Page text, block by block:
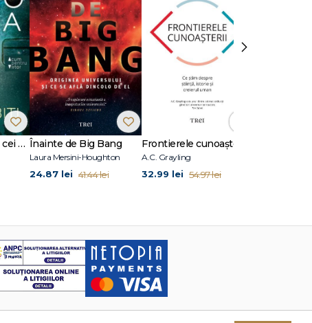
Astrofizica pentru cei grăbiți Înainte de Big Bang
Laura Mersini-Houghton
24.87 lei 41.44 lei
Frontierele cunoașterii
A.C. Grayling
32.99 lei 54.97 lei
›